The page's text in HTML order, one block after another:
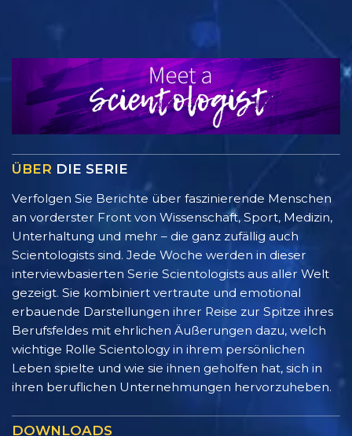
ÜBER DIE SERIE
Verfolgen Sie Berichte über faszinierende Menschen
an vorderster Front von Wissenschaft, Sport, Medizin,
Unterhaltung und mehr – die ganz zufällig auch
Scientologists sind. Jede Woche werden in dieser
interviewbasierten Serie Scientologists aus aller Welt
gezeigt. Sie kombiniert vertraute und emotional
erbauende Darstellungen ihrer Reise zur Spitze ihres
Berufsfeldes mit ehrlichen Äußerungen dazu, welch
wichtige Rolle Scientology in ihrem persönlichen
Leben spielte und wie sie ihnen geholfen hat, sich in
ihren beruflichen Unternehmungen hervorzuheben.
DOWNLOADS